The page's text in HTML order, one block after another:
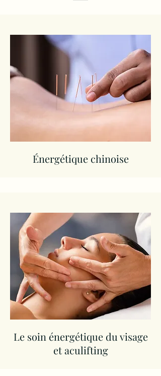
​Énergétique chinoise
Le soin énergétique du visage
et aculifting